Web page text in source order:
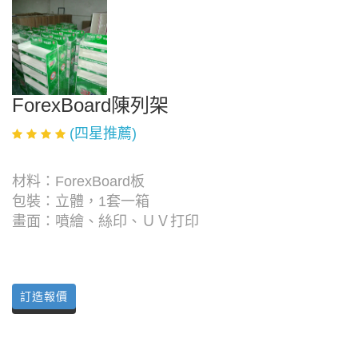
ForexBoard陳列架
(四星推薦)
材料：ForexBoard板
包裝：立體，1套一箱
畫面：噴繪、絲印、ＵＶ打印
訂造報價